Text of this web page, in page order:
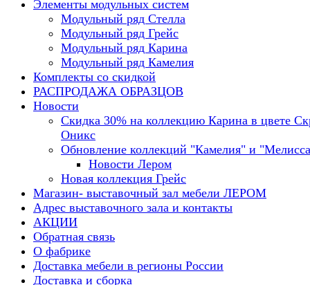
Элементы модульных систем
Модульный ряд Стелла
Модульный ряд Грейс
Модульный ряд Карина
Модульный ряд Камелия
Комплекты со скидкой
РАСПРОДАЖА ОБРАЗЦОВ
Новости
Скидка 30% на коллекцию Карина в цвете
Оникс
Обновление коллекций "Камелия" и
Новости Лером
Новая коллекция Грейс
Магазин- выставочный зал мебели ЛЕРОМ
Адрес выставочного зала и контакты
АКЦИИ
Обратная связь
О фабрике
Доставка мебели в регионы России
Доставка и сборка